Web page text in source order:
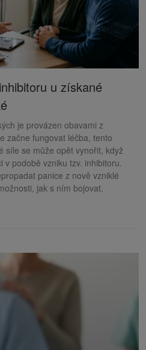
u získané
je provázen obavami z
začne fungovat léčba, tento
síle se může opět vynořit, když
v podobě vzniku tzv. inhibitoru.
panice z nově vzniklé
jak s ním bojovat.